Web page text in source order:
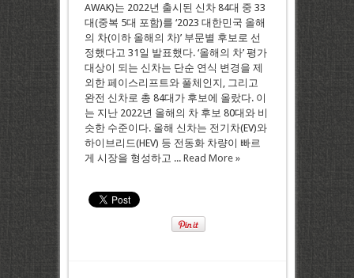
AWAK)는 2022년 출시된 신차 84대 중 33
대(중복 5대 포함)를 ‘2023 대한민국 올해
의 차(이하 올해의 차)’ 부문별 후보로 선
정했다고 31일 발표했다. ‘올해의 차’ 평가
대상이 되는 신차는 단순 연식 변경을 제
외한 페이스리프트와 풀체인지, 그리고
완전 신차로 총 84대가 후보에 올랐다. 이
는 지난 2022년 올해의 차 후보 80대와 비
슷한 수준이다. 올해 신차는 전기차(EV)와
하이브리드(HEV) 등 전동화 차량이 빠르
게 시장을 형성하고 ... Read More »